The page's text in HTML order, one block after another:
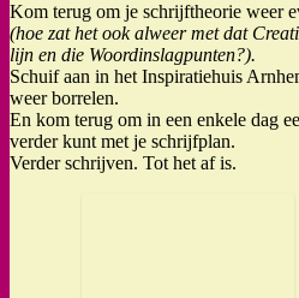
Kom terug om je schrijftheorie weer
(hoe zat het ook alweer met dat
lijn en die Woordinslagpunten?).
Schuif aan in het Inspiratiehuis
weer borrelen.
En kom terug om in een enkele dag
verder kunt met je schrijfplan.
Verder schrijven. Tot het af is.